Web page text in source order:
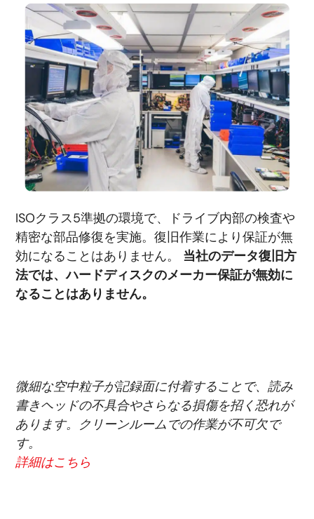
ISOクラス5準拠の環境で、ドライブ内部の検査や
精密な部品修復を実施。復旧作業により保証が無
効になることはありません。 当社のデータ復旧方
法では、ハードディスクのメーカー保証が無効に
なることはありません。
微細な空中粒子が記録面に付着することで、読み
書きヘッドの不具合やさらなる損傷を招く恐れが
あります。クリーンルームでの作業が不可欠で
す。
詳細はこちら